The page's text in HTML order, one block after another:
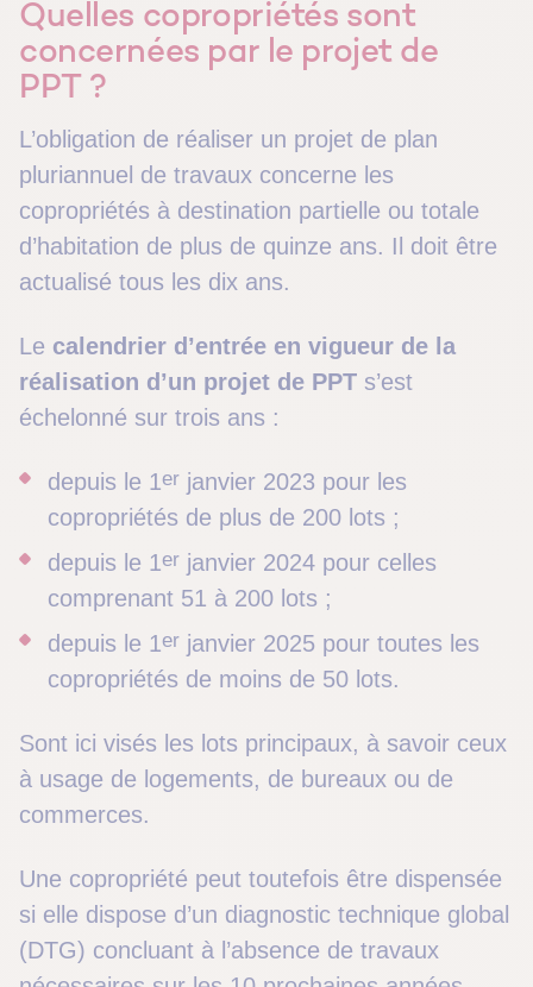
Quelles copropriétés sont
concernées par le projet de
PPT ?
L’obligation de réaliser un projet de plan
pluriannuel de travaux concerne les
copropriétés à destination partielle ou totale
d’habitation de plus de quinze ans. Il doit être
actualisé tous les dix ans.
Le calendrier d’entrée en vigueur de la
réalisation d’un projet de PPT s’est
échelonné sur trois ans :
depuis le 1er janvier 2023 pour les
copropriétés de plus de 200 lots ;
depuis le 1er janvier 2024 pour celles
comprenant 51 à 200 lots ;
depuis le 1er janvier 2025 pour toutes les
copropriétés de moins de 50 lots.
Sont ici visés les lots principaux, à savoir ceux
à usage de logements, de bureaux ou de
commerces.
Une copropriété peut toutefois être dispensée
si elle dispose d’un diagnostic technique global
(DTG) concluant à l’absence de travaux